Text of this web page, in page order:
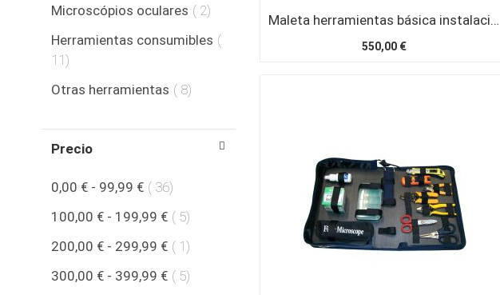
Microscópios oculares
2producto
Herramientas consumibles
11producto
Otras herramientas
8producto
Precio
0,00 € - 99,99 € 36producto
100,00 € - 199,99 € 5producto
200,00 € - 299,99 € 1producto
300,00 € - 399,99 € 5producto
Maleta herramientas básica instalaciones FO
550,00 €